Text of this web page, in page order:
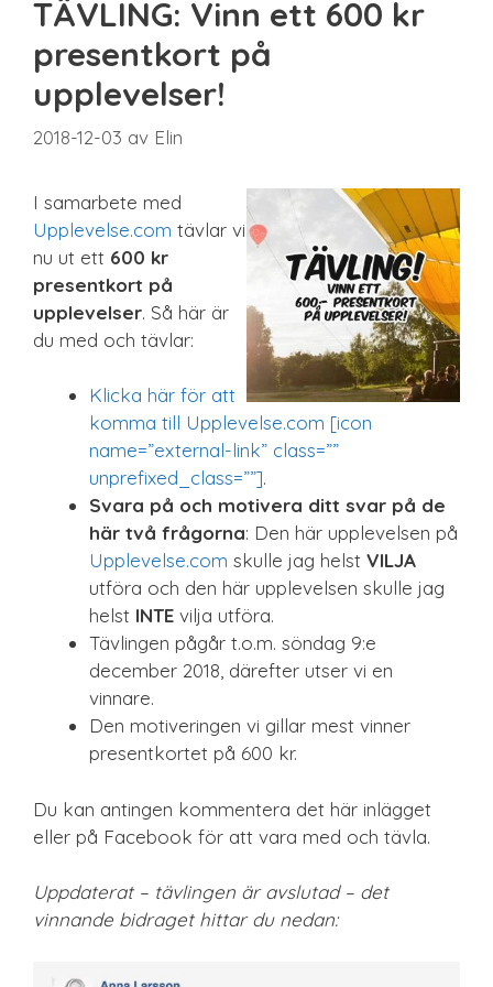
Sista minuten
Spel & pussel
Sport & träning
Upplevelse
TÄVLING: Vinn ett 600 kr
presentkort på
upplevelser!
2018-12-03 av Elin
I samarbete med
Upplevelse.com tävlar vi
nu ut ett 600 kr
presentkort på
upplevelser. Så här är
du med och tävlar:
Klicka här för att
komma till Upplevelse.com [icon
name=”external-link” class=””
unprefixed_class=””].
Svara på och motivera ditt svar på de
här två frågorna: Den här upplevelsen på
Upplevelse.com skulle jag helst VILJA
utföra och den här upplevelsen skulle jag
helst INTE vilja utföra.
Tävlingen pågår t.o.m. söndag 9:e
december 2018, därefter utser vi en
vinnare.
Den motiveringen vi gillar mest vinner
presentkortet på 600 kr.
Du kan antingen kommentera det här inlägget
eller på Facebook för att vara med och tävla.
Uppdaterat – tävlingen är avslutad – det
vinnande bidraget hittar du nedan: